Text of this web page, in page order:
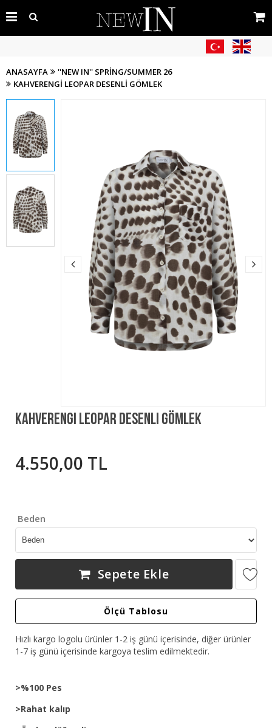
ANASAYFA
''NEW IN'' SPRING/SUMMER 26
KAHVERENGI LEOPAR DESENLI GÖMLEK
Kahverengi Leopar Desenli Gömlek
4.550,00 TL
Beden
Sepete Ekle
Ölçü Tablosu
Hızlı kargo logolu ürünler 1-2 iş günü içerisinde, diğer ürünler
1-7 iş günü içerisinde kargoya teslim edilmektedir.
>%100 Pes
>Rahat kalıp